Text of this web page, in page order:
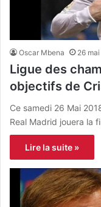
Oscar Mbena 26
Ligue des
objectifs de
Ce samedi 26 Mai
Real Madrid jouera la
Lire la suite »